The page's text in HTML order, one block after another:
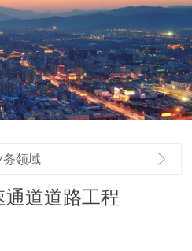
务领域
通道道路工程